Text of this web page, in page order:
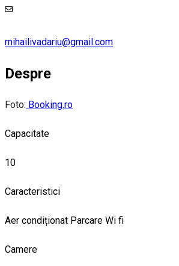
mihailivadariu@gmail.com
Despre
Foto: Booking.ro
Capacitate
10
Caracteristici
Aer condiționat Parcare Wi fi
Camere